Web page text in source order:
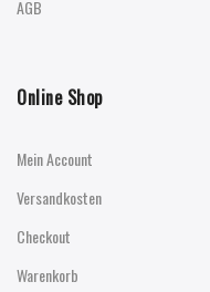
AGB
Online Shop
Mein Account
Versandkosten
Checkout
Warenkorb